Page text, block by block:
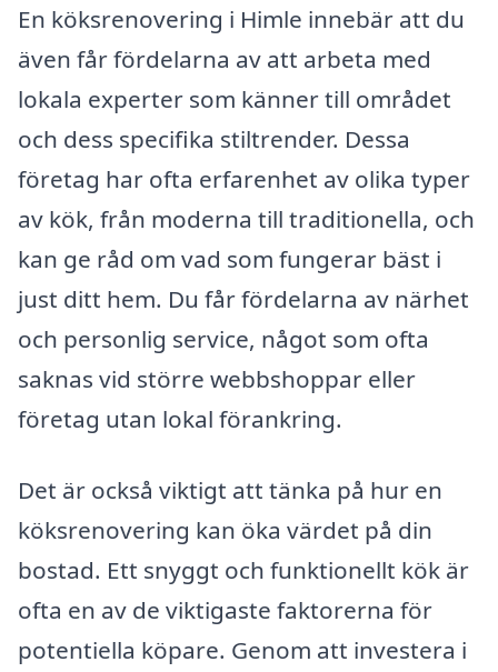
En köksrenovering i Himle innebär att du
även får fördelarna av att arbeta med
lokala experter som känner till området
och dess specifika stiltrender. Dessa
företag har ofta erfarenhet av olika typer
av kök, från moderna till traditionella, och
kan ge råd om vad som fungerar bäst i
just ditt hem. Du får fördelarna av närhet
och personlig service, något som ofta
saknas vid större webbshoppar eller
företag utan lokal förankring.
Det är också viktigt att tänka på hur en
köksrenovering kan öka värdet på din
bostad. Ett snyggt och funktionellt kök är
ofta en av de viktigaste faktorerna för
potentiella köpare. Genom att investera i